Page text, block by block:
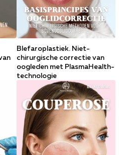
Blefaroplastiek. Niet-
chirurgische correctie van
oogleden met PlasmaHealth-
technologie